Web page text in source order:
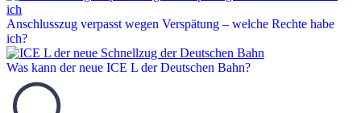
Anschlusszug verpasst wegen Verspätung – welche Rechte habe
ich?
Was kann der neue ICE L der Deutschen Bahn?